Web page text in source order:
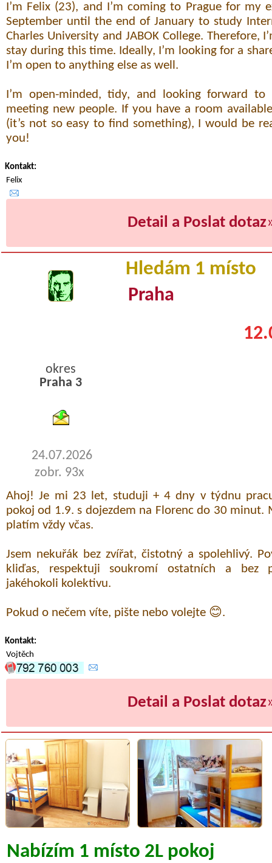
I’m Felix (23), and I’m coming to Prague for my
September until the end of January to study
Charles University and JABOK College. Therefore,
stay during this time. Ideally, I’m looking for a
I’m open to anything else as well.
I’m open-minded, tidy, and looking forward
meeting new people. If you have a room
(it’s not so easy to find something), I would be
you!
Kontakt:
Felix
Detail a Poslat dotaz
Hledám 1 místo
Praha
okres
Praha 3
24.07.2026
zobr. 93x
Ahoj! Je mi 23 let, studuji + 4 dny v týdnu
pokoj od 1.9. s dojezdem na Florenc do 30 minut.
platím vždy včas.
Jsem nekuřák bez zvířat, čistotný a spolehlivý.
kliďas, respektuji soukromí ostatních a bez
jakéhokoli kolektivu.
Pokud o nečem víte, pište nebo volejte 😊.
Kontakt:
Vojtěch
Detail a Poslat dotaz
Nabízím 1 místo 2L pokoj